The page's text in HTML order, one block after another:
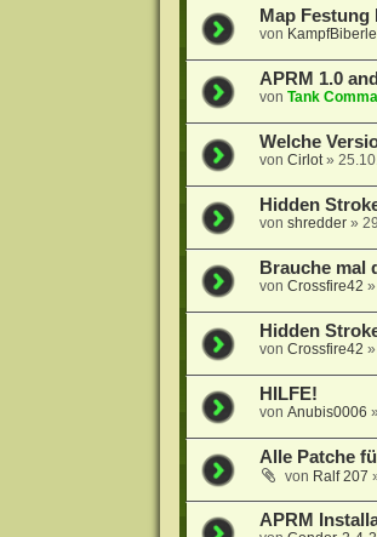
Map Festung
von KampfBiberle
APRM 1.0
von Tank
Welche
von Cirlot»
Hidden
von shredder»
Brauche mal
von Crossfire42 »
Hidden
von Crossfire42 »
HILFE!
von Anubis0006 »
Alle Patche
von Ralf 207
APRM